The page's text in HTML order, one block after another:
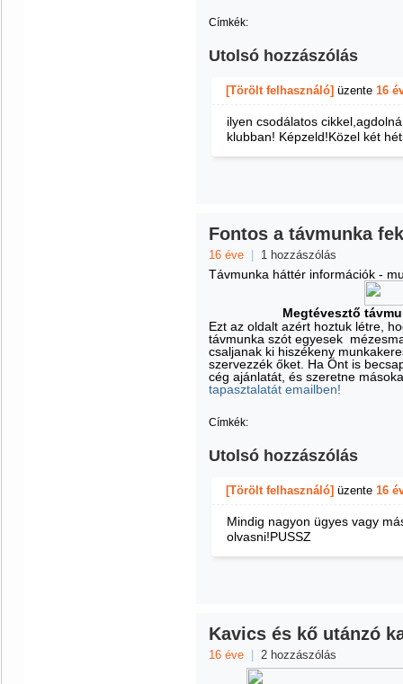
Címkék:
Utolsó hozzászólás
[Törölt felhasználó] üzente 16
ilyen csodálatos
klubban! Képzeld!Közel két
Fontos a távmunka
16 éve 1 hozzászólás
Távmunka háttér információk -
Megtévesztő
Ezt az oldalt azért hoztuk létre,
távmunka szót egyesek
csaljanak ki hiszékeny
szervezzék őket. Ha Önt is
cég ajánlatát, és szeretne
tapasztalatát emailben!
Címkék:
Utolsó hozzászólás
[Törölt felhasználó] üzente 16
Mindig nagyon ügyes vagy
olvasni!PUSSZ
Kavics és kő utánzó
16 éve 2 hozzászólás